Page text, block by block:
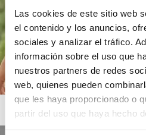
Las cookies de este sitio web
el contenido y los anuncios,
sociales y analizar el tráfico.
información sobre el uso que
nuestros partners de redes
web, quienes pueden
que les haya proporcionado o
partir del uso que haya hecho
ROSA CLARÁ BOHEME